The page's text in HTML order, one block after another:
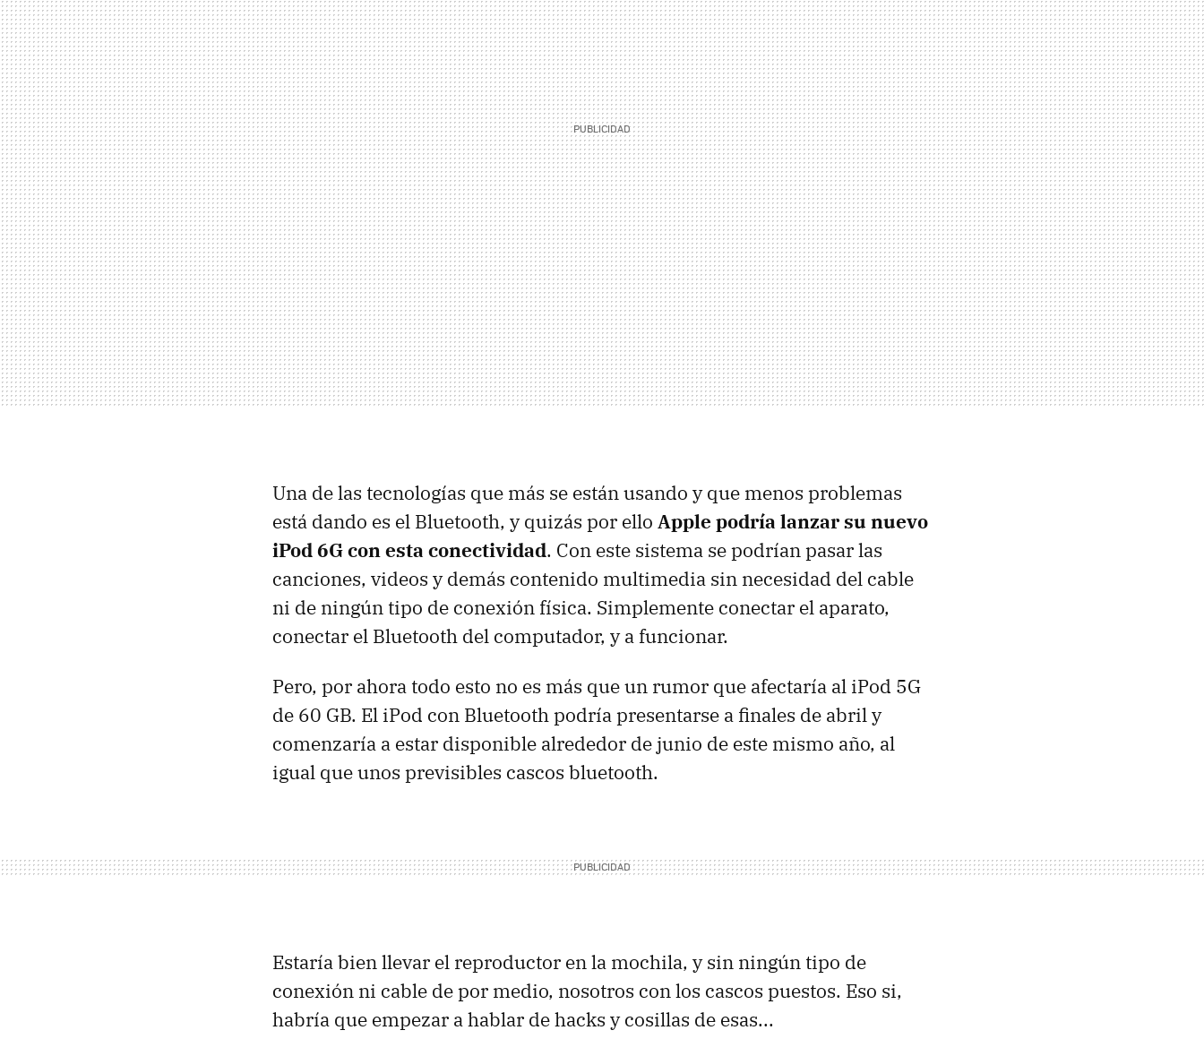
Una de las tecnologías que más se están usando y que menos problemas
está dando es el Bluetooth, y quizás por ello Apple podría lanzar su nuevo
iPod 6G con esta conectividad. Con este sistema se podrían pasar las
canciones, videos y demás contenido multimedia sin necesidad del cable
ni de ningún tipo de conexión física. Simplemente conectar el aparato,
conectar el Bluetooth del computador, y a funcionar.
Pero, por ahora todo esto no es más que un rumor que afectaría al iPod 5G
de 60 GB. El iPod con Bluetooth podría presentarse a finales de abril y
comenzaría a estar disponible alrededor de junio de este mismo año, al
igual que unos previsibles cascos bluetooth.
Estaría bien llevar el reproductor en la mochila, y sin ningún tipo de
conexión ni cable de por medio, nosotros con los cascos puestos. Eso si,
habría que empezar a hablar de hacks y cosillas de esas...